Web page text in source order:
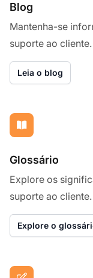
Blog
Mantenha-se
suporte ao cliente.
Leia o blog
Glossário
Explore os
suporte ao cliente.
Explore o